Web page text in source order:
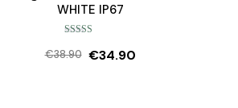
WHITE IP67
5.00iš 5
€38.90
Original
€34.90
Current